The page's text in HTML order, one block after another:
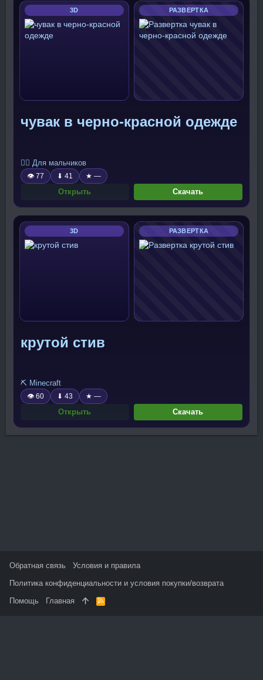
3D РАЗВЕРТКА
чувак в черно-красной одежде
🧍‍♂️ Для мальчиков
👁 77 ⬇ 41 ★ —
Открыть Скачать
3D РАЗВЕРТКА
крутой стив
⛏️ Minecraft
👁 60 ⬇ 43 ★ —
Открыть Скачать
Обратная связь
Условия и правила
Политика конфиденциальности и условия покупки/возврата
Помощь
Главная
R